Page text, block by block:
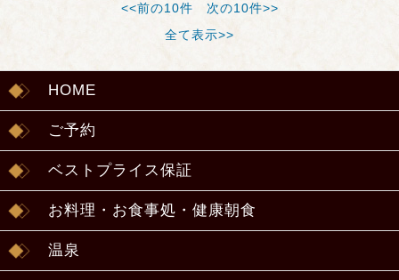
<<前の10件
次の10件>>
全て表示>>
HOME
ご予約
ベストプライス保証
お料理・お食事処・健康朝食
温泉